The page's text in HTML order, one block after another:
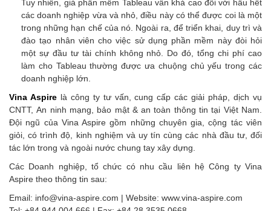
Tuy nhiên, giá phần mềm Tableau vẫn khá cao đối với hầu hết
các doanh nghiệp vừa và nhỏ, điều này có thể được coi là một
trong những hạn chế của nó. Ngoài ra, để triển khai, duy trì và
đào tạo nhân viên cho việc sử dụng phần mềm này đòi hỏi
một sự đầu tư tài chính không nhỏ. Do đó, tổng chi phí cao
làm cho Tableau thường được ưa chuộng chủ yếu trong các
doanh nghiệp lớn.
Vina Aspire là công ty tư vấn, cung cấp các giải pháp, dịch vụ
CNTT, An ninh mạng, bảo mật & an toàn thông tin tại Việt Nam.
Đội ngũ của Vina Aspire gồm những chuyên gia, cộng tác viên
giỏi, có trình độ, kinh nghiệm và uy tín cùng các nhà đầu tư, đối
tác lớn trong và ngoài nước chung tay xây dựng.
Các Doanh nghiệp, tổ chức có nhu cầu liên hệ Công ty Vina
Aspire theo thông tin sau:
Email: info@vina-aspire.com | Website: www.vina-aspire.com